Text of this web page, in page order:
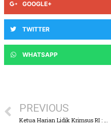
GOOGLE+
TWITTER
WHATSAPP
PREVIOUS